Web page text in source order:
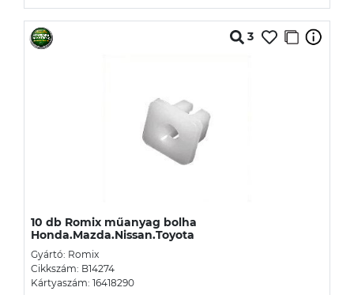
3
10 db Romix műanyag bolha
Honda.Mazda.Nissan.Toyota
Gyártó: Romix
Cikkszám: B14274
Kártyaszám: 16418290